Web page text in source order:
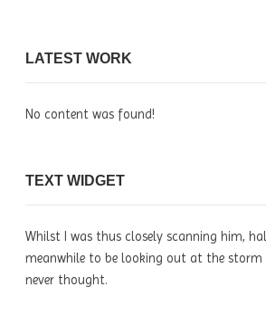
LATEST WORK
No content was found!
TEXT WIDGET
Whilst I was thus closely scanning him,
meanwhile to be looking out at the storm
never thought.